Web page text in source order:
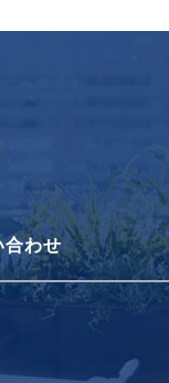
合わせ